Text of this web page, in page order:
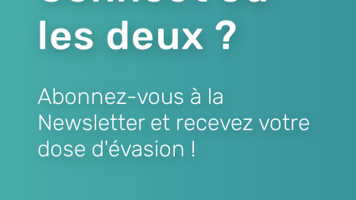
les deux ?
Abonnez-vous à la
Newsletter et recevez votre
dose d'évasion !